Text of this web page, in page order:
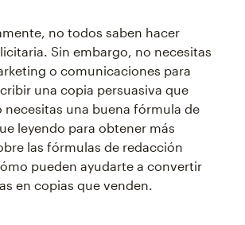
no todos saben hacer
Sin embargo, no necesitas
o comunicaciones para
una copia persuasiva que
necesitas una buena fórmula de
leyendo para obtener más
las fórmulas de redacción
pueden ayudarte a convertir
en copias que venden.